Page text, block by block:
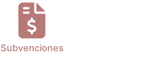
Subvenciones